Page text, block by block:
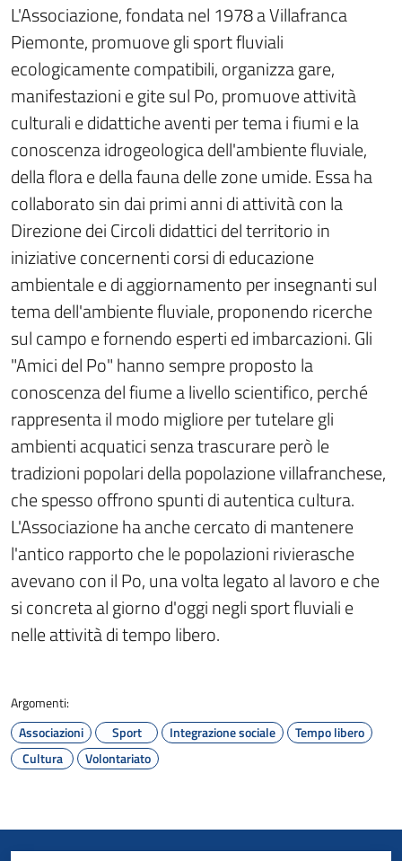
L'Associazione, fondata nel 1978 a Villafranca
Piemonte, promuove gli sport fluviali
ecologicamente compatibili, organizza gare,
manifestazioni e gite sul Po, promuove attività
culturali e didattiche aventi per tema i fiumi e la
conoscenza idrogeologica dell'ambiente fluviale,
della flora e della fauna delle zone umide. Essa ha
collaborato sin dai primi anni di attività con la
Direzione dei Circoli didattici del territorio in
iniziative concernenti corsi di educazione
ambientale e di aggiornamento per insegnanti sul
tema dell'ambiente fluviale, proponendo ricerche
sul campo e fornendo esperti ed imbarcazioni. Gli
"Amici del Po" hanno sempre proposto la
conoscenza del fiume a livello scientifico, perché
rappresenta il modo migliore per tutelare gli
ambienti acquatici senza trascurare però le
tradizioni popolari della popolazione villafranchese,
che spesso offrono spunti di autentica cultura.
L'Associazione ha anche cercato di mantenere
l'antico rapporto che le popolazioni rivierasche
avevano con il Po, una volta legato al lavoro e che
si concreta al giorno d'oggi negli sport fluviali e
nelle attività di tempo libero.
Argomenti:
Associazioni
Sport Integrazione sociale
Tempo libero
Cultura
Volontariato